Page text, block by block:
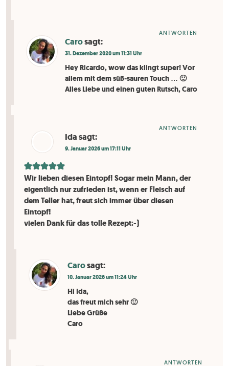
Carosagt:
31. Dezember 2020 um 11:31 Uhr
Hey Ricardo, wow das klingt super! Vor
allem mit dem süß-sauren Touch … 🙂
Alles Liebe und einen guten Rutsch, Caro
ANTWORTEN
Idasagt:
9. Januar 2026 um 17:11 Uhr
Wir lieben diesen Eintopf! Sogar mein Mann, der
eigentlich nur zufrieden ist, wenn er Fleisch auf
dem Teller hat, freut sich immer über diesen
Eintopf!
vielen Dank für das tolle Rezept:-)
ANTWORTEN
Carosagt:
10. Januar 2026 um 11:24 Uhr
Hi Ida,
das freut mich sehr 🙂
Liebe Grüße
Caro
ANTWORTEN